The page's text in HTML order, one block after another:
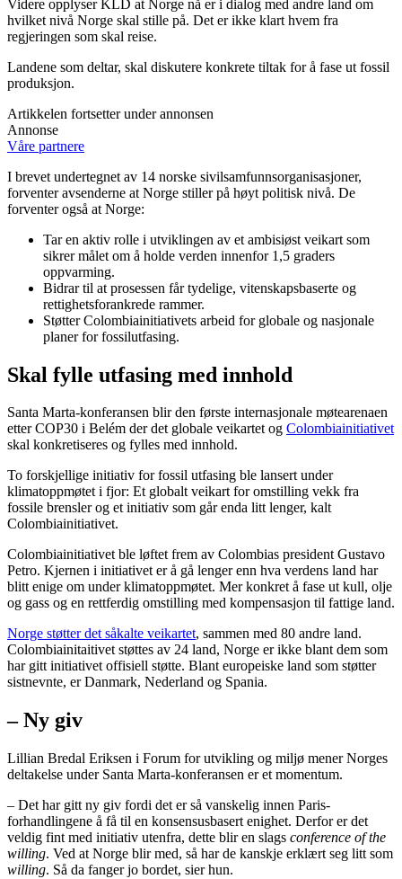
Videre opplyser KLD at Norge nå er i dialog med andre land om
hvilket nivå Norge skal stille på. Det er ikke klart hvem fra
regjeringen som skal reise.
Landene som deltar, skal diskutere konkrete tiltak for å fase ut fossil
produksjon.
Artikkelen fortsetter under annonsen
Annonse
Våre partnere
I brevet undertegnet av 14 norske sivilsamfunnsorganisasjoner,
forventer avsenderne at Norge stiller på høyt politisk nivå. De
forventer også at Norge:
Tar en aktiv rolle i utviklingen av et ambisiøst veikart som
sikrer målet om å holde verden innenfor 1,5 graders
oppvarming.
Bidrar til at prosessen får tydelige, vitenskapsbaserte og
rettighetsforankrede rammer.
Støtter Colombiainitiativets arbeid for globale og nasjonale
planer for fossilutfasing.
Skal fylle utfasing med innhold
Santa Marta-konferansen blir den første internasjonale møtearenaen
etter COP30 i Belém der det globale veikartet og Colombiainitiativet
skal konkretiseres og fylles med innhold.
To forskjellige initiativ for fossil utfasing ble lansert under
klimatoppmøtet i fjor: Et globalt veikart for omstilling vekk fra
fossile brensler og et initiativ som går enda litt lenger, kalt
Colombiainitiativet.
Colombiainitiativet ble løftet frem av Colombias president Gustavo
Petro. Kjernen i initiativet er å gå lenger enn hva verdens land har
blitt enige om under klimatoppmøtet. Mer konkret å fase ut kull, olje
og gass og en rettferdig omstilling med kompensasjon til fattige land.
Norge støtter det såkalte veikartet, sammen med 80 andre land.
Colombiainitaitivet støttes av 24 land, Norge er ikke blant dem som
har gitt initiativet offisiell støtte. Blant europeiske land som støtter
sistnevnte, er Danmark, Nederland og Spania.
– Ny giv
Lillian Bredal Eriksen i Forum for utvikling og miljø mener Norges
deltakelse under Santa Marta-konferansen er et momentum.
– Det har gitt ny giv fordi det er så vanskelig innen Paris-
forhandlingene å få til en konsensusbasert enighet. Derfor er det
veldig fint med initiativ utenfra, dette blir en slags conference of the
willing. Ved at Norge blir med, så har de kanskje erklært seg litt som
willing. Så da fanger jo bordet, sier hun.